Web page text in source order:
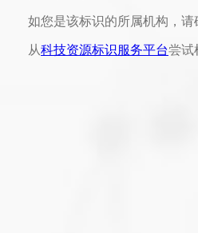
如您是该标识的所属机构，请
从科技资源标识服务平台尝试